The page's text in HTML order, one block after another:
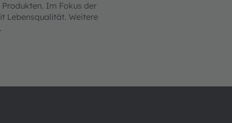
Im Fokus der
Lebensqualität. Weitere
.